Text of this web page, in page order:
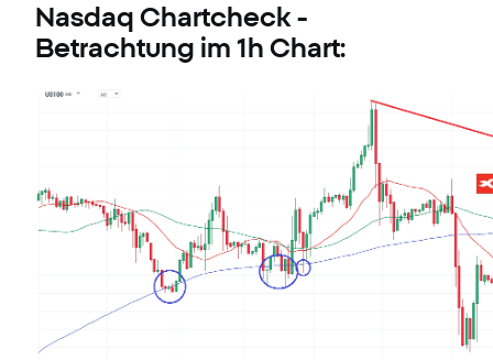
Nasdaq Chartcheck -
Betrachtung im 1h Chart: